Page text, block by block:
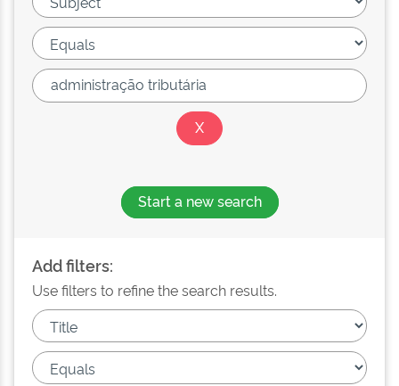
Start a new search
Add filters:
Use filters to refine the search results.